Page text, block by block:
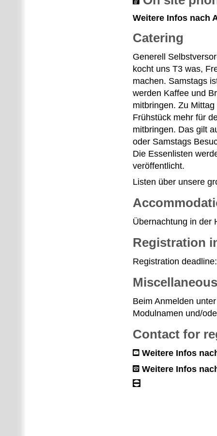
Weitere Infos nach
Catering
Generell
kocht uns T3 was,
machen. Samstags
werden Kaffee und
mitbringen. Zu
Frühstück mehr für
mitbringen. Das gilt
oder Samstags
Die Essenlisten
veröffentlicht.
Listen über unsere
Übernachtung in der
Registration
Registration
Miscellaneous
Beim Anmelden
Modulnamen und/
Contact for
Weitere Infos
Weitere Infos